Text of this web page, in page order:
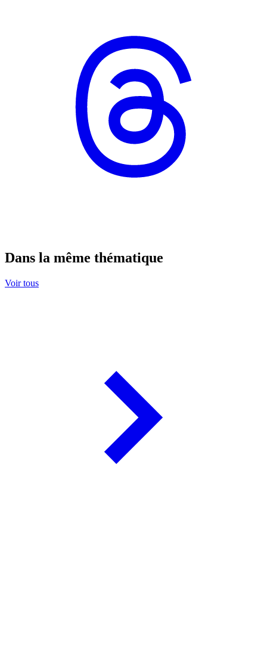
Dans la même thématique
Voir tous